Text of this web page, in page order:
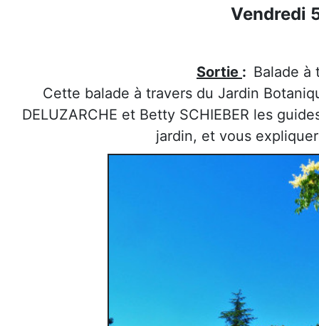
Vendredi
Sortie : Balade à
Cette balade à travers du Jardin
DELUZARCHE et Betty SCHIEBER les
jardin, et vous